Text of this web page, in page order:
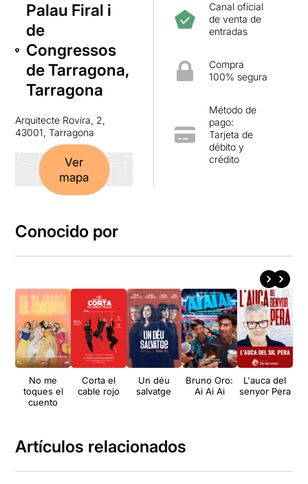
Palau Firal i
de
Congressos
de Tarragona,
Tarragona
Arquitecte Rovira, 2,
43001, Tarragona
Ver
mapa
Canal oficial
de venta de
entradas
Compra
100% segura
Método de
pago:
Tarjeta de
débito y
crédito
Conocido por
No me
toques el
cuento
Corta el
cable rojo
Un déu
salvatge
Bruno Oro:
Ai Ai Ai
L'auca del
senyor Pera
Artículos relacionados